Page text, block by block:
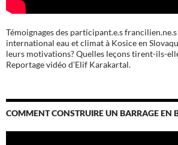
Témoignages des participant.e.s
international eau et climat à Kosice en
leurs motivations? Quelles leçons tirent-ils-
Reportage vidéo d’Elif Karakartal.
COMMENT CONSTRUIRE UN BARRAGE EN